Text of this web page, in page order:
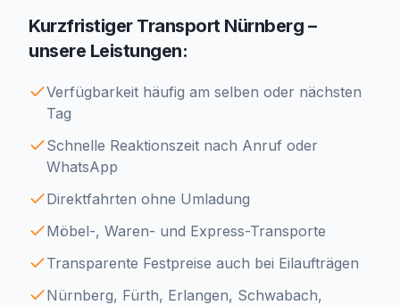
Kurzfristiger Transport Nürnberg –
unsere Leistungen:
Verfügbarkeit häufig am selben oder nächsten
Tag
Schnelle Reaktionszeit nach Anruf oder
WhatsApp
Direktfahrten ohne Umladung
Möbel-, Waren- und Express-Transporte
Transparente Festpreise auch bei Eilaufträgen
Nürnberg, Fürth, Erlangen, Schwabach,